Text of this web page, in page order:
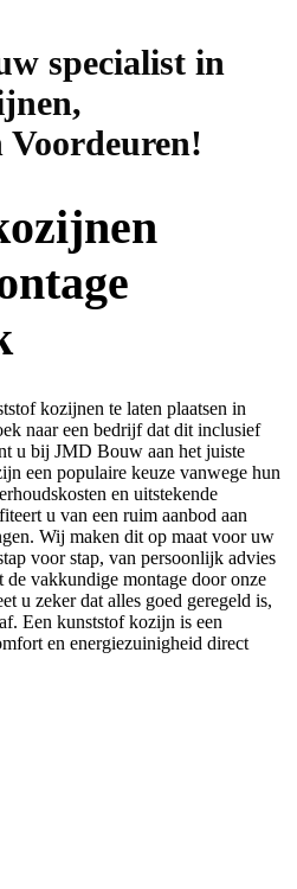
specialist in
Voordeuren!
kozijnen te laten plaatsen in
naar een bedrijf dat dit inclusief
u bij JMD Bouw aan het juiste
een populaire keuze vanwege hun
en uitstekende
u van een ruim aanbod aan
Wij maken dit op maat voor uw
voor stap, van persoonlijk advies
vakkundige montage door onze
u zeker dat alles goed geregeld is,
Een kunststof kozijn is een
en energiezuinigheid direct